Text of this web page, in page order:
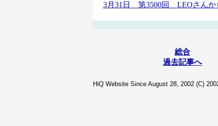
3月31日 第3500回 LEOさんか
総合
過去記事へ
HiQ Website Since August 28, 2002 (C)